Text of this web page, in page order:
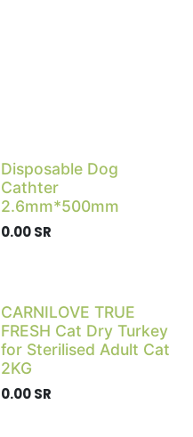
Disposable Dog
Cathter
2.6mm*500mm
0.00SR
CARNILOVE TRUE
FRESH Cat Dry Turkey
for Sterilised Adult Cat
2KG
0.00SR